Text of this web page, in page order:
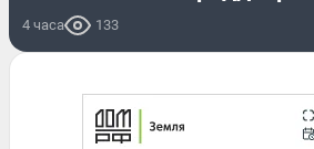
4 часа 133